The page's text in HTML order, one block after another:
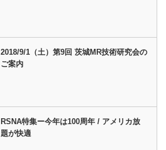
2018/9/1（土）第9回 茨城MR技術研究会の
ご案内
RSNA特集ー今年は100周年 / アメリカ放
題が快適